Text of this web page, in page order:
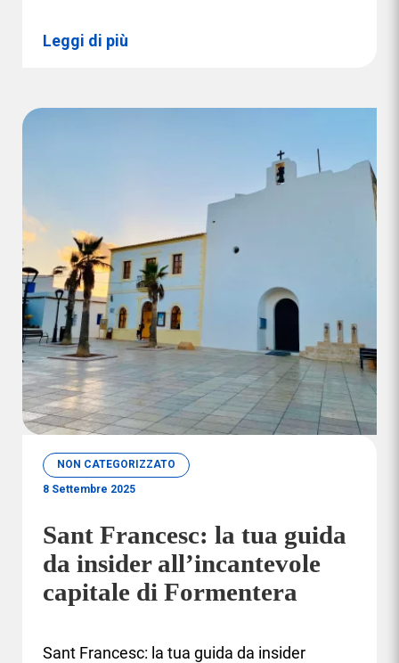
Leggi di più
NON CATEGORIZZATO
8 Settembre 2025
Sant Francesc: la tua guida
da insider all’incantevole
capitale di Formentera
Sant Francesc: la tua guida da insider